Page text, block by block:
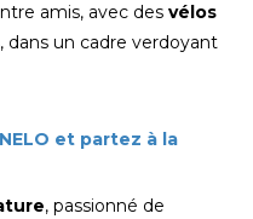
amis, avec desvélos
, dans un cadre verdoyant
et partez à la
, passionné de